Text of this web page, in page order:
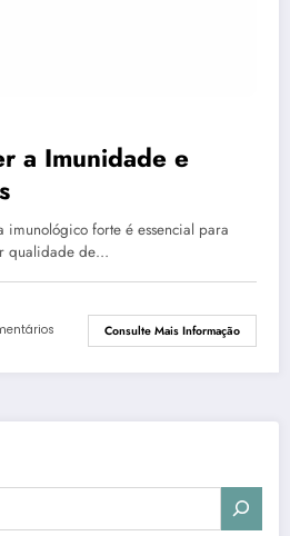
a Imunidade e
imunológico forte é essencial para
qualidade de…
Consulte Mais Informação